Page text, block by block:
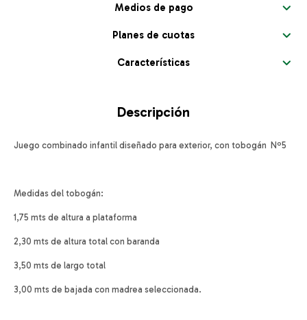
Medios de pago
Planes de cuotas
Características
Descripción
Juego combinado infantil diseñado para exterior, con tobogán Nº5
Medidas del tobogán:
1,75 mts de altura a plataforma
2,30 mts de altura total con baranda
3,50 mts de largo total
3,00 mts de bajada con madrea seleccionada.